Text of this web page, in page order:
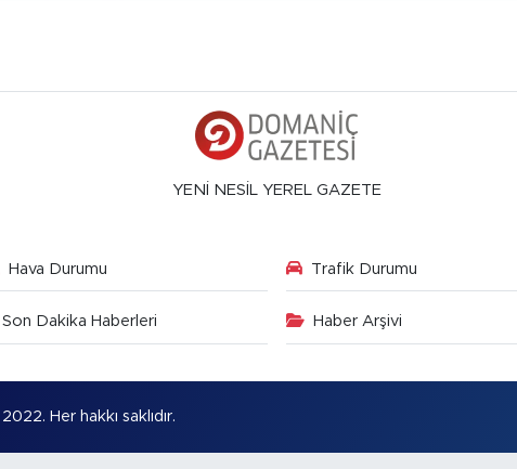
YENİ NESİL YEREL GAZETE
Hava Durumu Trafik Durumu
Son Dakika Haberleri Haber Arşivi
Her hakkı saklıdır.